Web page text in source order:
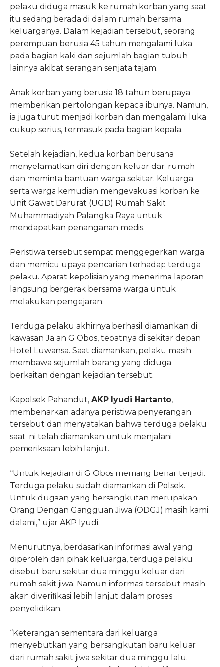
pelaku diduga masuk ke rumah korban yang saat
itu sedang berada di dalam rumah bersama
keluarganya. Dalam kejadian tersebut, seorang
perempuan berusia 45 tahun mengalami luka
pada bagian kaki dan sejumlah bagian tubuh
lainnya akibat serangan senjata tajam.
Anak korban yang berusia 18 tahun berupaya
memberikan pertolongan kepada ibunya. Namun,
ia juga turut menjadi korban dan mengalami luka
cukup serius, termasuk pada bagian kepala.
Setelah kejadian, kedua korban berusaha
menyelamatkan diri dengan keluar dari rumah
dan meminta bantuan warga sekitar. Keluarga
serta warga kemudian mengevakuasi korban ke
Unit Gawat Darurat (UGD) Rumah Sakit
Muhammadiyah Palangka Raya untuk
mendapatkan penanganan medis.
Peristiwa tersebut sempat menggegerkan warga
dan memicu upaya pencarian terhadap terduga
pelaku. Aparat kepolisian yang menerima laporan
langsung bergerak bersama warga untuk
melakukan pengejaran.
Terduga pelaku akhirnya berhasil diamankan di
kawasan Jalan G Obos, tepatnya di sekitar depan
Hotel Luwansa. Saat diamankan, pelaku masih
membawa sejumlah barang yang diduga
berkaitan dengan kejadian tersebut.
Kapolsek Pahandut, AKP Iyudi Hartanto,
membenarkan adanya peristiwa penyerangan
tersebut dan menyatakan bahwa terduga pelaku
saat ini telah diamankan untuk menjalani
pemeriksaan lebih lanjut.
“Untuk kejadian di G Obos memang benar terjadi.
Terduga pelaku sudah diamankan di Polsek.
Untuk dugaan yang bersangkutan merupakan
Orang Dengan Gangguan Jiwa (ODGJ) masih kami
dalami,” ujar AKP Iyudi.
Menurutnya, berdasarkan informasi awal yang
diperoleh dari pihak keluarga, terduga pelaku
disebut baru sekitar dua minggu keluar dari
rumah sakit jiwa. Namun informasi tersebut masih
akan diverifikasi lebih lanjut dalam proses
penyelidikan.
“Keterangan sementara dari keluarga
menyebutkan yang bersangkutan baru keluar
dari rumah sakit jiwa sekitar dua minggu lalu.